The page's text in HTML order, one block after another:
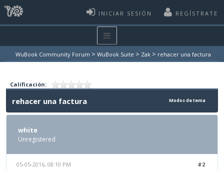
INICIAR SESIÓN REGÍSTRATE
WuBook Community Forum > WuBook Suite > Zak > rehacer una factura
Calificación:
Modos de tema
rehacer una factura
white
Unregistered
#2
05-05-2016, 08:10 PM